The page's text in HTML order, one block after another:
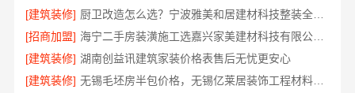
[建筑装修]
厨卫改造怎么选？宁波雅美和居建材科技整装全包设计
[招商加盟]
海宁二手房装潢施工选嘉兴家美建材科技有限公司更省心
[建筑装修] 湖南创益讯建筑家装价格表售后无忧更安心
[建筑装修]
无锡毛坯房半包价格，无锡亿莱居装饰工程材料有限公司